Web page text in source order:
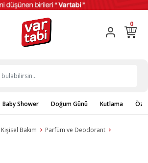
0
Baby Shower Doğum Günü Kutlama
Bakım
Parfüm ve Deodorant